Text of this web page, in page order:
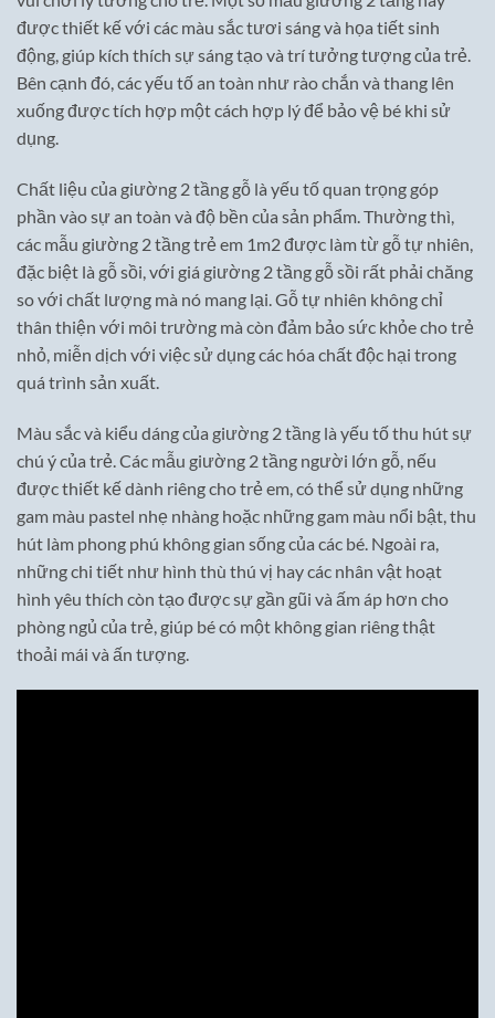
được thiết kế với các màu sắc tươi sáng và họa tiết sinh
động, giúp kích thích sự sáng tạo và trí tưởng tượng của trẻ.
Bên cạnh đó, các yếu tố an toàn như rào chắn và thang lên
xuống được tích hợp một cách hợp lý để bảo vệ bé khi sử
dụng.
Chất liệu của giường 2 tầng gỗ là yếu tố quan trọng góp
phần vào sự an toàn và độ bền của sản phẩm. Thường thì,
các mẫu giường 2 tầng trẻ em 1m2 được làm từ gỗ tự nhiên,
đặc biệt là gỗ sồi, với giá giường 2 tầng gỗ sồi rất phải chăng
so với chất lượng mà nó mang lại. Gỗ tự nhiên không chỉ
thân thiện với môi trường mà còn đảm bảo sức khỏe cho trẻ
nhỏ, miễn dịch với việc sử dụng các hóa chất độc hại trong
quá trình sản xuất.
Màu sắc và kiểu dáng của giường 2 tầng là yếu tố thu hút sự
chú ý của trẻ. Các mẫu giường 2 tầng người lớn gỗ, nếu
được thiết kế dành riêng cho trẻ em, có thể sử dụng những
gam màu pastel nhẹ nhàng hoặc những gam màu nổi bật, thu
hút làm phong phú không gian sống của các bé. Ngoài ra,
những chi tiết như hình thù thú vị hay các nhân vật hoạt
hình yêu thích còn tạo được sự gần gũi và ấm áp hơn cho
phòng ngủ của trẻ, giúp bé có một không gian riêng thật
thoải mái và ấn tượng.